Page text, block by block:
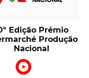
Edição Prémio
Produção
Nacional